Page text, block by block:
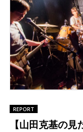
REPORT
【山田克基の